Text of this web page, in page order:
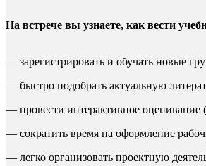
На встрече вы узнаете, как вести
— зарегистрировать и обучать новые
— быстро подобрать актуальную
— провести интерактивное оценивание
— сократить время на оформление
— легко организовать проектную